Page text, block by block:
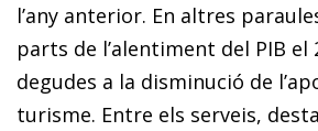
l’any anterior. En altres
parts de l’alentiment del PIB el
degudes a la disminució de
turisme. Entre els serveis,